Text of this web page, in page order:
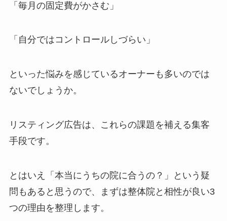
「毎月の固定費がかさむ」
「自分ではコントロールしづらい」
といった悩みを感じているオーナーも多いのでは
ないでしょうか。
リスティング広告は、これらの課題を補える集客
手段です。
とはいえ「本当にうちの院に合うの？」という疑
問もあると思うので、まずは整体院と相性が良い3
つの理由を整理します。